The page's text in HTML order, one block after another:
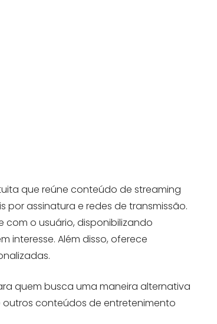
que reúne conteúdo de streaming
por assinatura e redes de transmissão.
o usuário, disponibilizando
interesse. Além disso, oferece
quem busca uma maneira alternativa
outros conteúdos de entretenimento